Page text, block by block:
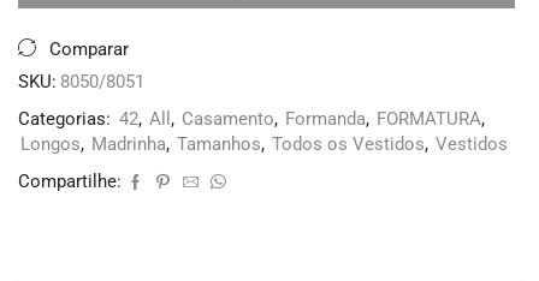
Comparar
SKU: 8050/8051
Categorias: 42, All , Casamento, Formanda, FORMATURA,
Longos, Madrinha, Tamanhos, Todos os Vestidos, Vestidos
Compartilhe: